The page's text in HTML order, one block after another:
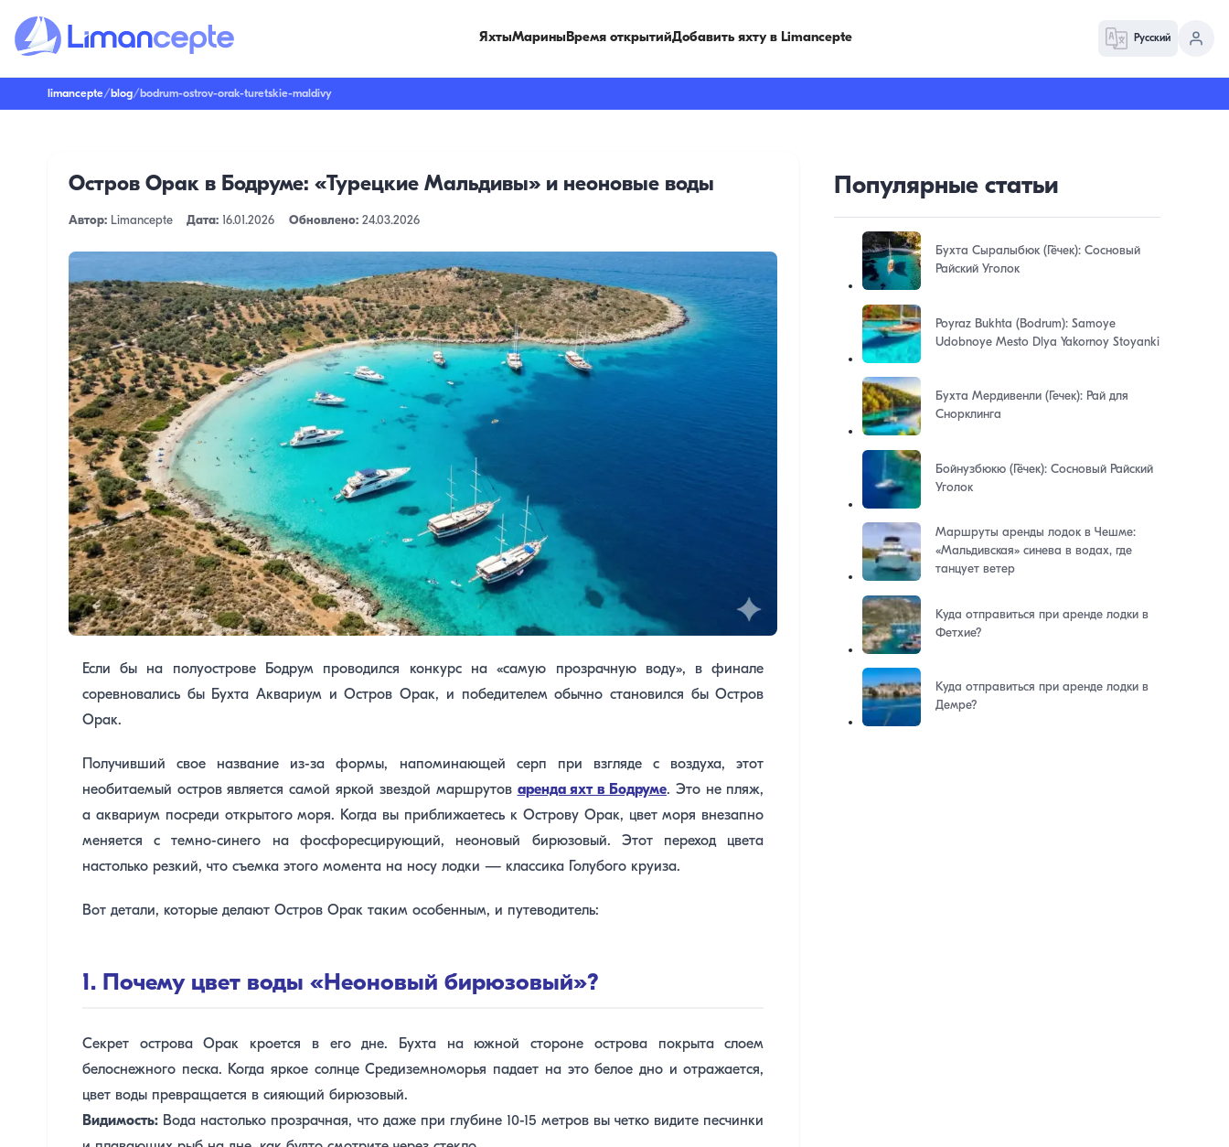
ЯхтыМариныВремя открытийДобавить яхту в Limancepte Русский
limancepte/ blog/ bodrum-ostrov-orak-turetskie-maldivy
Остров Орак в Бодруме: «Турецкие Мальдивы» и неоновые воды
Автор:Limancepte Дата: 16.01.2026 Обновлено: 24.03.2026
Если бы на полуострове Бодрум проводился конкурс на «самую прозрачную воду», в финале
соревновались бы Бухта Аквариум и Остров Орак, и победителем обычно становился бы Остров
Орак.
Получивший свое название из-за формы, напоминающей серп при взгляде с воздуха, этот
необитаемый остров является самой яркой звездой маршрутов аренда яхт в Бодруме. Это не пляж,
а аквариум посреди открытого моря. Когда вы приближаетесь к Острову Орак, цвет моря внезапно
меняется с темно-синего на фосфоресцирующий, неоновый бирюзовый. Этот переход цвета
настолько резкий, что съемка этого момента на носу лодки — классика Голубого круиза.
Вот детали, которые делают Остров Орак таким особенным, и путеводитель:
1. Почему цвет воды «Неоновый бирюзовый»?
Секрет острова Орак кроется в его дне. Бухта на южной стороне острова покрыта слоем
белоснежного песка. Когда яркое солнце Средиземноморья падает на это белое дно и отражается,
цвет воды превращается в сияющий бирюзовый.
Видимость:Вода настолько прозрачная, что даже при глубине 10-15 метров вы четко видите песчинки
Популярные статьи
Бухта Сыралыбюк (Гёчек): Сосновый
Райский Уголок
Poyraz Bukhta (Bodrum): Samoye
Udobnoye Mesto Dlya Yakornoy Stoyanki
Бухта Мердивенли (Гечек): Рай для
Снорклинга
Бойнузбюкю (Гёчек): Сосновый Райский
Уголок
Маршруты аренды лодок в Чешме:
«Мальдивская» синева в водах, где
танцует ветер
Куда отправиться при аренде лодки в
Фетхие?
Куда отправиться при аренде лодки в
Демре?